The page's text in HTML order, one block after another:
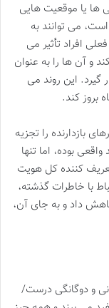
یا موقعیت هایی
می توانند به
افراد تأثیر می
و آن ها را به عنوان
گیرد. این روند می
بروز کند.
بازدارنده را تجزیه
بوده، اما تنها
کننده کل هویت
با خاطرات گذشته،
داد و به جای آن،
و دوگانگی درست/